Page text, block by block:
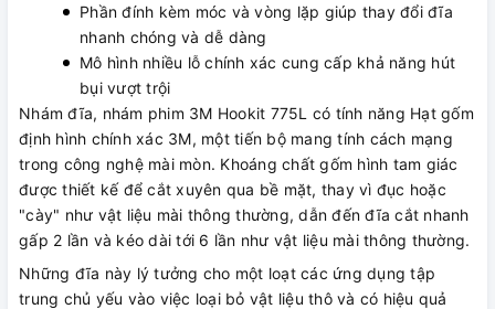
Phần đính kèm móc và vòng lặp giúp thay đổi đĩa
nhanh chóng và dễ dàng
Mô hình nhiều lỗ chính xác cung cấp khả năng hút
bụi vượt trội
Nhám đĩa, nhám phim 3M Hookit 775L có tính năng Hạt gốm
định hình chính xác 3M, một tiến bộ mang tính cách mạng
trong công nghệ mài mòn. Khoáng chất gốm hình tam giác
được thiết kế để cắt xuyên qua bề mặt, thay vì đục hoặc
"cày" như vật liệu mài thông thường, dẫn đến đĩa cắt nhanh
gấp 2 lần và kéo dài tới 6 lần như vật liệu mài thông thường.
Những đĩa này lý tưởng cho một loạt các ứng dụng tập
trung chủ yếu vào việc loại bỏ vật liệu thô và có hiệu quả